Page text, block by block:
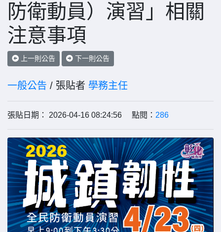
防衛動員）演習」相關
注意事項
上一則公告 下一則公告
一般公告 / 張貼者 學務主任
張貼日期： 2026-04-16 08:24:56 點閱： 286